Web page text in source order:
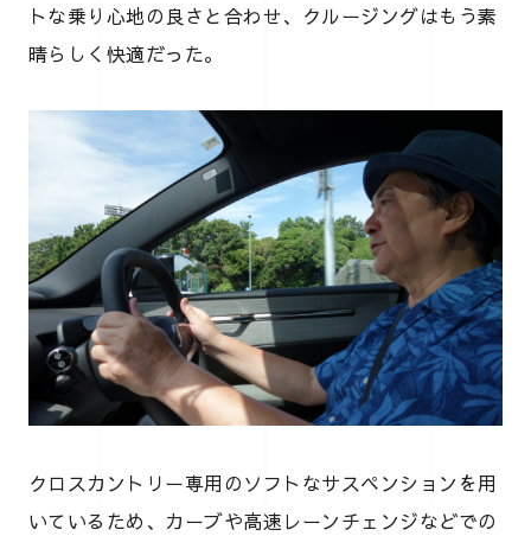
トな乗り心地の良さと合わせ、クルージングはもう素
晴らしく快適だった。
クロスカントリー専用のソフトなサスペンションを用
いているため、カーブや高速レーンチェンジなどでの